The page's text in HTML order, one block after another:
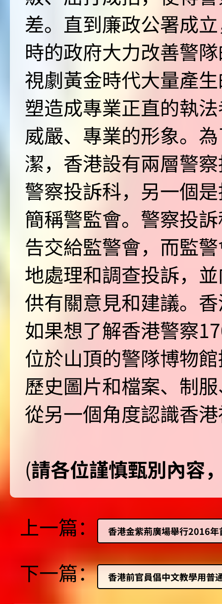
差。直到廉政公署成
時的政府大力改善警
視劇黃金時代大量產
塑造成專業正直的執
威嚴、專業的形象。
潔，香港設有兩層警
警察投訴科，另一個
簡稱警監會。警察投
告交給監警會，而監
地處理和調查投訴，
供有關意見和建議。
如果想了解香港警察
位於山頂的警隊博物
歷史圖片和檔案、制
從另一個角度認識香
(請各位謹慎甄別內容
上一篇： 香港金紫荊廣場舉行2016年
下一篇： 香港前官員倡中文教學用普